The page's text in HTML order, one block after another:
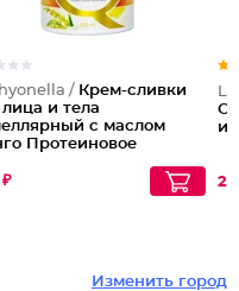
/ Крем-сливки
и тела
с маслом
Протеиновое
и
Изменить город